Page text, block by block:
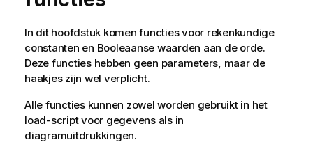
In dit hoofdstuk komen functies voor rekenkundige
constanten en Booleaanse waarden aan de orde.
Deze functies hebben geen parameters, maar de
haakjes zijn wel verplicht.
Alle functies kunnen zowel worden gebruikt in het
load-script voor gegevens als in
diagramuitdrukkingen.